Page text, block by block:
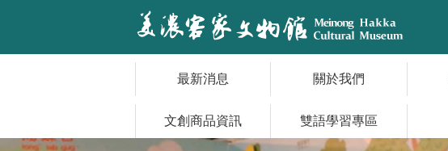
最新消息 關於我們
文創商品資訊 雙語學習專區